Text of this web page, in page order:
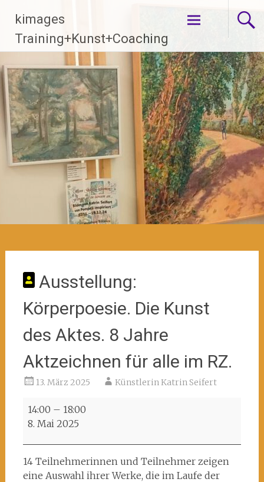
Inhalt
springen
kimages
Training+Kunst+Coaching
Ausstellung:
Körperpoesie. Die Kunst
des Aktes. 8 Jahre
Aktzeichnen für alle im RZ.
13. März 2025 Künstlerin Katrin Seifert
Ausstellung:
Körperpoesie.
Kunst
des
Aktes.
14:00 – 18:00
8. Mai 2025
14 Teilnehmerinnen und Teilnehmer zeigen
eine Auswahl ihrer Werke, die im Laufe der